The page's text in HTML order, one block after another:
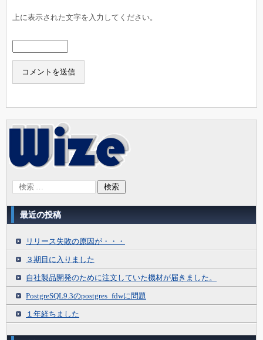
上に表示された文字を入力してください。
最近の投稿
リリース失敗の原因が・・・
３期目に入りました
自社製品開発のために注文していた機材が届きました。
PostgreSQL9.3のpostgres_fdwに問題
１年経ちました